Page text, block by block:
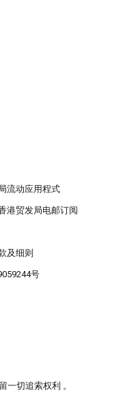
流动应用程式
港贸发局电邮订阅
及细则
号
一切追索权利 。